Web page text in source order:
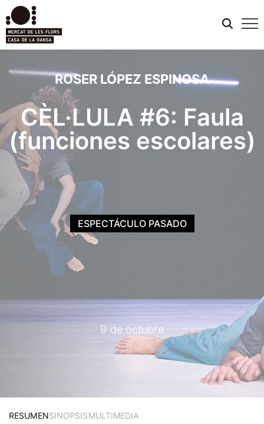
ROSER LÓPEZ ESPINOSA
CÈL·LULA #6: Faula
(funciones escolares)
9 de octubre
ESPECTÁCULO PASADO
RESUMENSINOPSISMULTIMEDIA